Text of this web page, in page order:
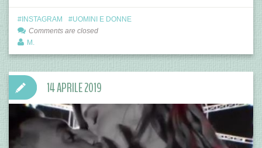
INSTAGRAM
UOMINI E DONNE
Comments are closed
M.
14 APRILE 2019